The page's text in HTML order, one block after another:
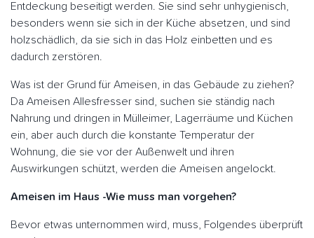
Entdeckung beseitigt werden. Sie sind sehr unhygienisch,
besonders wenn sie sich in der Küche absetzen, und sind
holzschädlich, da sie sich in das Holz einbetten und es
dadurch zerstören.
Was ist der Grund für Ameisen, in das Gebäude zu ziehen?
Da Ameisen Allesfresser sind, suchen sie ständig nach
Nahrung und dringen in Mülleimer, Lagerräume und Küchen
ein, aber auch durch die konstante Temperatur der
Wohnung, die sie vor der Außenwelt und ihren
Auswirkungen schützt, werden die Ameisen angelockt.
Ameisen im Haus -Wie muss man vorgehen?
Bevor etwas unternommen wird, muss, Folgendes überprüft